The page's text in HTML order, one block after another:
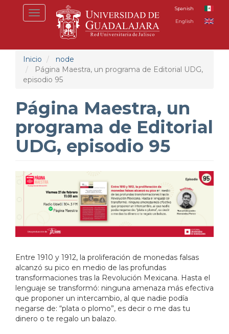
Toggle
navigation
Spanish
English
Inicio
node
Página Maestra, un programa de Editorial UDG,
episodio 95
Página Maestra, un
programa de Editorial
UDG, episodio 95
Entre 1910 y 1912, la proliferación de monedas falsas
alcanzó su pico en medio de las profundas
transformaciones tras la Revolución Mexicana. Hasta el
lenguaje se transformó: ninguna amenaza más efectiva
que proponer un intercambio, al que nadie podía
negarse de: “plata o plomo”, es decir o me das tu
dinero o te regalo un balazo.